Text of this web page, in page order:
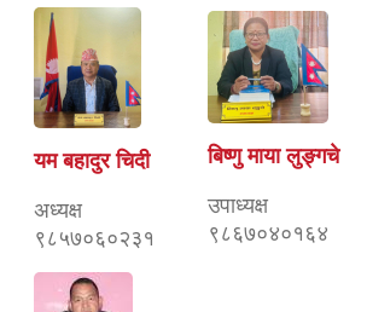
यम बहादुर चिदी
अध्यक्ष
९८५७०६०२३१
बिष्णु माया लुङ्गचे
उपाध्यक्ष
९८६७०४०१६४